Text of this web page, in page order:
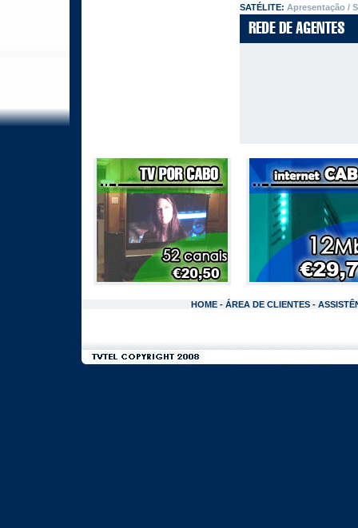
SATÉLITE: Apresentação /
HOME - ÁREA DE CLIENTES -